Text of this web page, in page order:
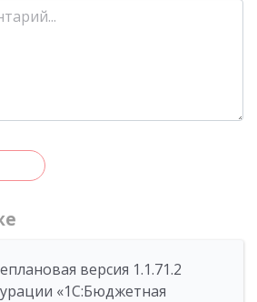
версия 1.1.71.2
«1C:Бюджетная